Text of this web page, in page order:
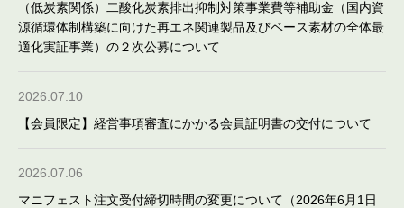
（低炭素関係）二酸化炭素排出抑制対策事業費等補助金（国内資
源循環体制構築に向けた再エネ関連製品及びベース素材の全体最
適化実証事業）の２次公募について
2026.07.10
【会員限定】経営事項審査にかかる会員証明書の交付について
2026.07.06
マニフェスト注文受付締切時間の変更について（2026年6月1日